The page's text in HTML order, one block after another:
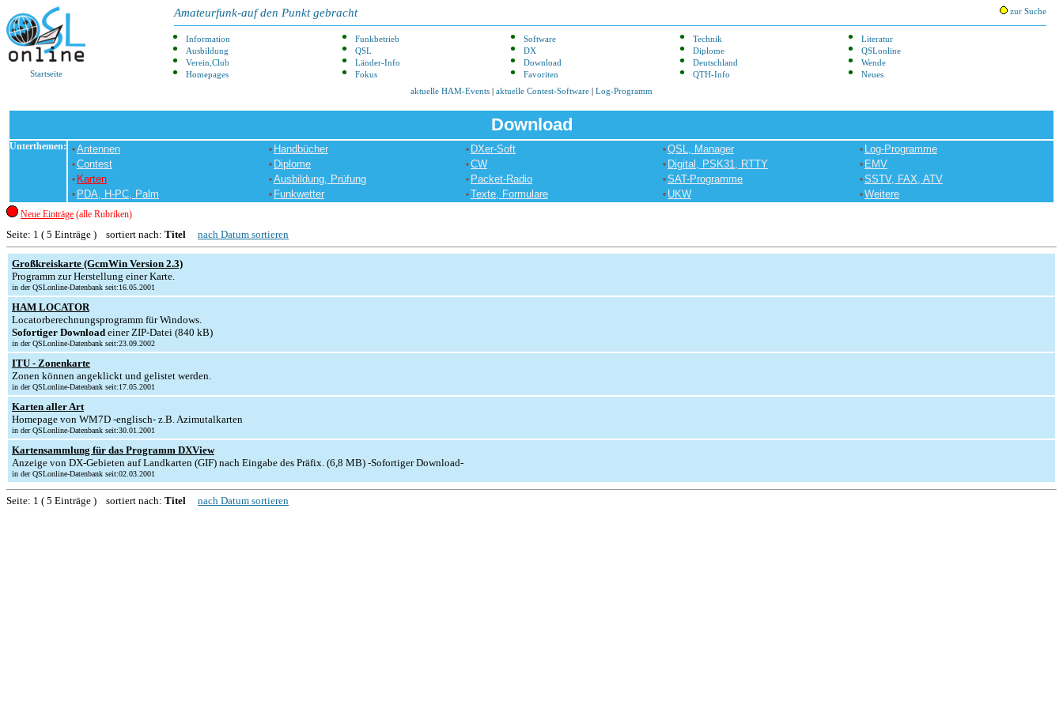
Startseite
Amateurfunk-auf den Punkt gebracht zur Suche
Information Funkbetrieb Software Technik
Literatur
Ausbildung
QSL DX Diplome
QSLonline
Verein,Club
Länder-Info Download Deutschland
Wende
Homepages
Fokus Favoriten QTH-Info
Neues
aktuelle HAM-Events
aktuelle Contest-Software Log-Programm
Download
Unterthemen: Antennen Handbücher DXer-Soft QSL, Manager
Log-Programme
Contest
Diplome CW Digital, PSK31, RTTY
EMV
Karten
Ausbildung, Prüfung Packet-Radio SAT-Programme
SSTV, FAX, ATV
PDA, H-PC, Palm
Funkwetter Texte, Formulare UKW Weitere
Neue Einträge (alle Rubriken)
Seite: 1 ( 5 Einträge ) sortiert nach: Titel nach Datum sortieren
Großkreiskarte (GcmWin Version 2.3)
Programm zur Herstellung einer Karte.
in der QSLonline-Datenbank seit:16.05.2001
HAM LOCATOR
Locatorberechnungsprogramm für Windows.
Sofortiger Download einer ZIP-Datei (840 kB)
in der QSLonline-Datenbank seit:23.09.2002
ITU - Zonenkarte
Zonen können angeklickt und gelistet werden.
in der QSLonline-Datenbank seit:17.05.2001
Karten aller Art
Homepage von WM7D -englisch- z.B. Azimutalkarten
in der QSLonline-Datenbank seit:30.01.2001
Kartensammlung für das Programm DXView
Anzeige von DX-Gebieten auf Landkarten (GIF) nach Eingabe des Präfix. (6,8 MB) -Sofortiger Download-
in der QSLonline-Datenbank seit:02.03.2001
Seite: 1 ( 5 Einträge ) sortiert nach: Titel nach Datum sortieren